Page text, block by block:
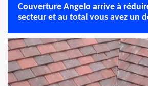
Couverture Angelo arrive à
secteur et au total vous avez un